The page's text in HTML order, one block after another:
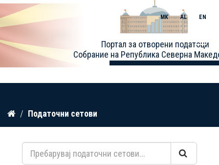
Прескокнете
содржина
Портал за отворени податоци
Собрание на Република Северна
MK AL EN
Toggle
Податочни сетови